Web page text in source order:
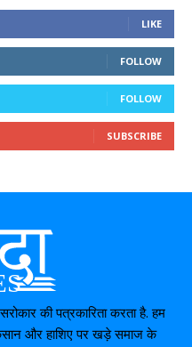
LIKE
FOLLOW
FOLLOW
SUBSCRIBE
की पत्रकारिता करता है. हम
और हाशिए पर खड़े समाज के